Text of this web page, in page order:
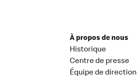
À propos de nous
Historique
Centre de presse
Équipe de direction